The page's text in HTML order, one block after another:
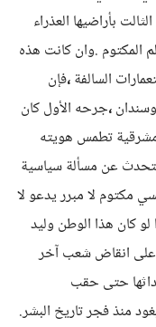
بأراضيها العذراء
المكتوم .وان كانت هذه
السالفة،فإن
،جرحه الأول كان
مشرقية تطمس هويته
نتحدث عن مسألة سياسية
مكتوم لا مبرر يدعو لا
كان هذا الوطن وليد
على انقاض شعب آخر
حتى حقب
منذ فجر تاريخ البشر.